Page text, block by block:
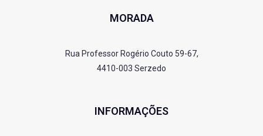
MORADA
Rua Professor Rogério Couto 59-67,
4410-003 Serzedo
INFORMAÇÕES